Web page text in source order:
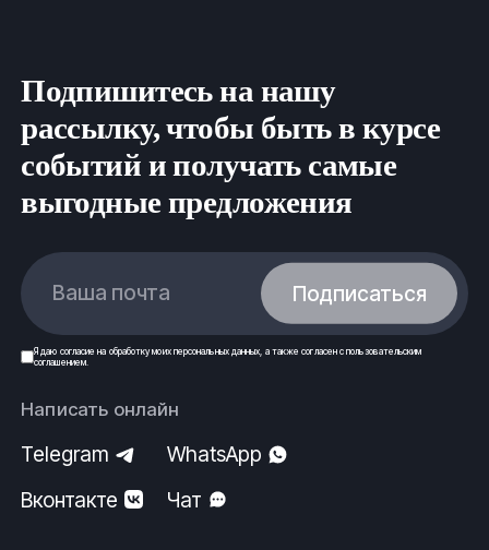
Подпишитесь на нашу
рассылку, чтобы быть в курсе
событий и получать самые
выгодные предложения
Ваша почта Подписаться
Я даю согласие на обработку моих персональных данных , а также согласен спользовательским
соглашением.
Написать онлайн
Telegram
WhatsApp
Вконтакте
Чат